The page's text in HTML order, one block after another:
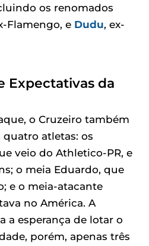
os renomados
Flamengo, e Dudu, ex-
Expectativas da
o Cruzeiro também
atletas: os
veio do Athletico-PR, e
o meia Eduardo, que
e o meia-atacante
no América. A
a esperança de lotar o
porém, apenas três